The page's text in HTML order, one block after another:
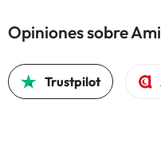
Opiniones sobre
Trustpilot